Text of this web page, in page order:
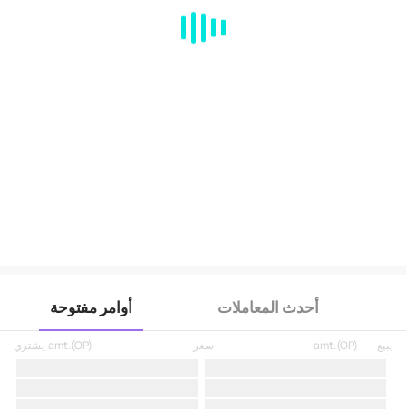
أوامر مفتوحة أحدث المعاملات
يشتري amt.(OP) سعر يبيع amt.(OP)